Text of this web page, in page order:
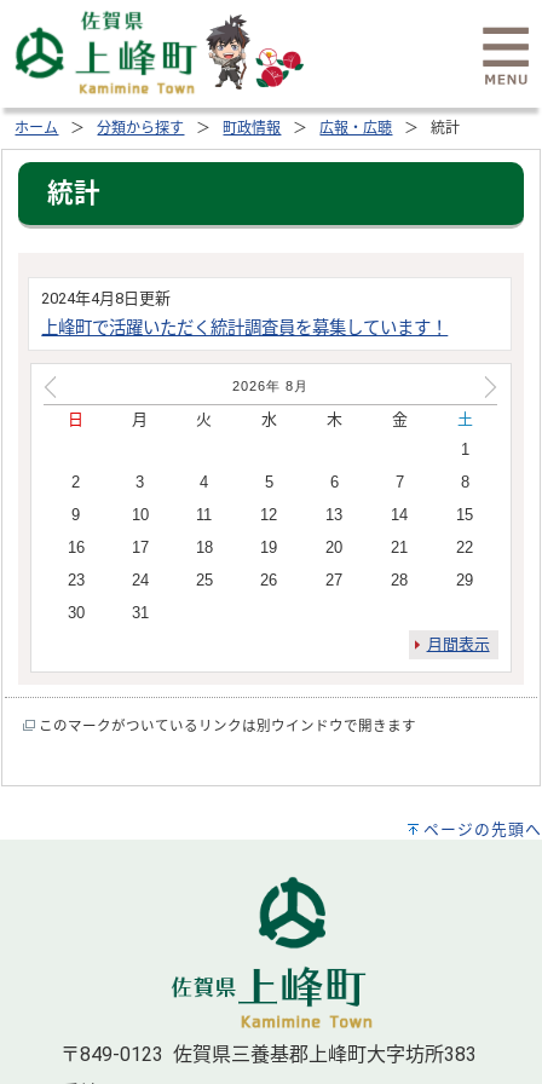
ホーム 分類から探す 町政情報 広報・広聴 統計
統計
2024年4月8日更新
上峰町で活躍いただく統計調査員を募集しています！
2026年 8 月
日 月 火 水 木 金
土
1
2
3 4 5 6 7
8
9
10 11 12 13 14
15
16
17 18 19 20 21
22
23
24 25 26 27 28
29
30
31
月間表示
このマークがついているリンクは別ウインドウで開きます
ページの先頭へ
〒849-0123 佐賀県三養基郡上峰町大字坊所383